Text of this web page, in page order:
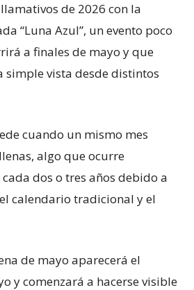
de 2026 con la
“Luna Azul”, un evento poco
a finales de mayo y que
simple vista desde distintos
cuando un mismo mes
algo que ocurre
dos o tres años debido a
calendario tradicional y el
de mayo aparecerá el
y comenzará a hacerse visible